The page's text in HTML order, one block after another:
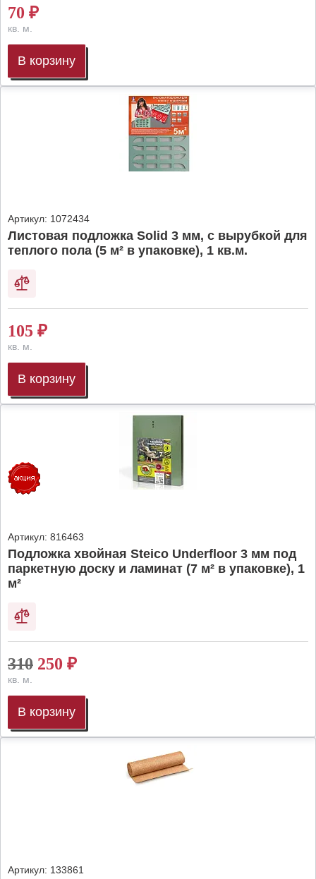
70 ₽
кв. м.
В корзину
Артикул: 1072434
Листовая подложка Solid 3 мм, с вырубкой для
теплого пола (5 м² в упаковке), 1 кв.м.
105 ₽
кв. м.
В корзину
Артикул: 816463
Подложка хвойная Steico Underfloor 3 мм под
паркетную доску и ламинат (7 м² в упаковке), 1
м²
310 250 ₽
кв. м.
В корзину
Артикул: 133861